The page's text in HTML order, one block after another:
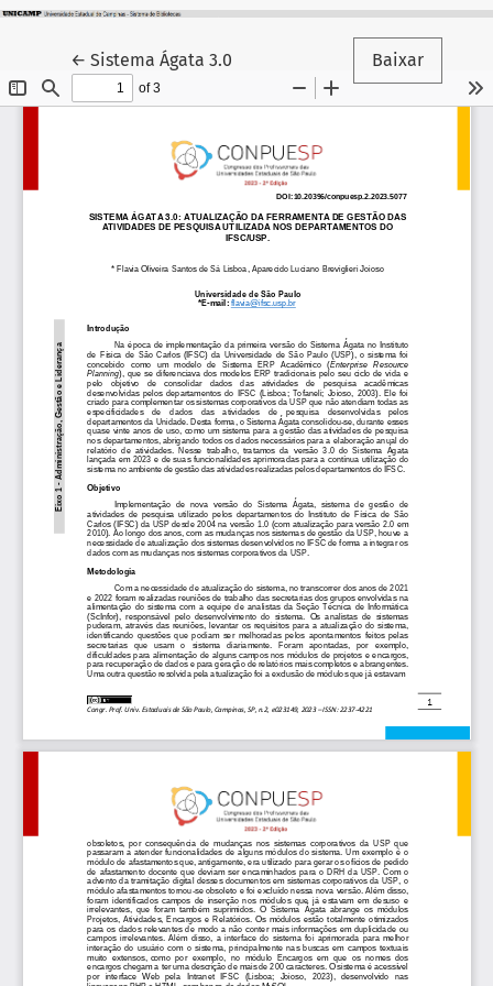
← Voltar aos Detalhes do Artigo
Sistema Ágata 3.0 Baixar